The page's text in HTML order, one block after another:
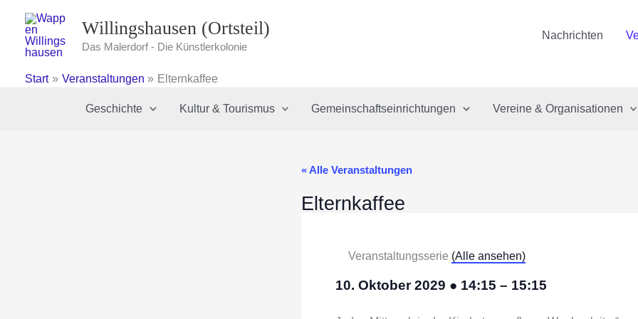
Inhalt
springen
Willingshausen (Ortsteil)
Das Malerdorf - Die Künstlerkolonie
Nachrichten
Start Veranstaltungen Elternkaffee
Geschichte Kultur & Tourismus Gemeinschaftseinrichtungen Vereine & Organisationen
« Alle Veranstaltungen
Elternkaffee
Veranstaltungsserie (Alle ansehen)
10. Oktober 2029 ● 14:15 – 15:15